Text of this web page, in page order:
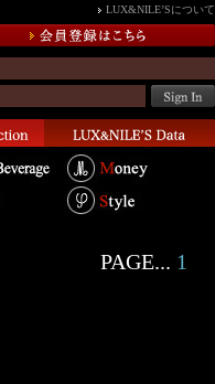
LUX&NILE’Sについて
PAGE... 1